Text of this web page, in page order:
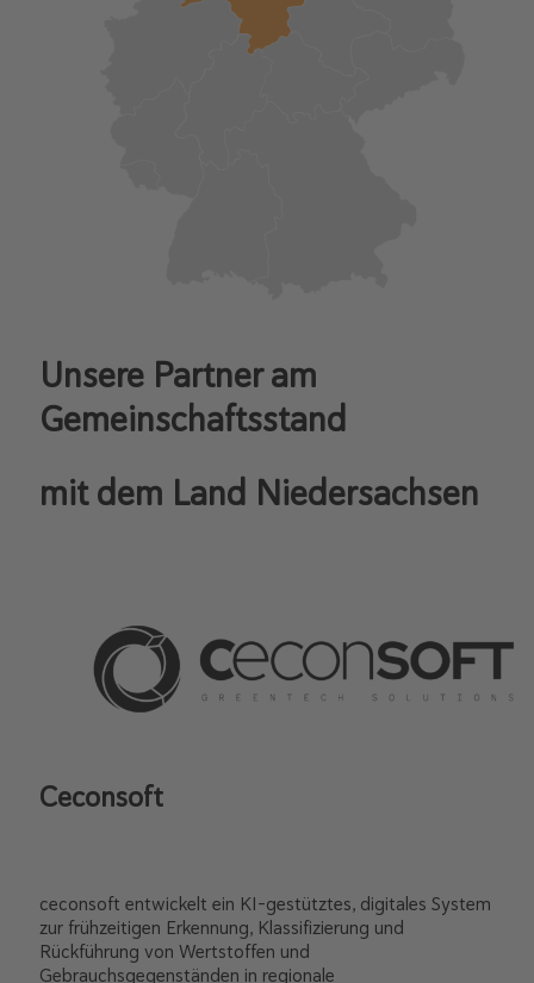
Unsere Partner am
Gemeinschaftsstand
mit dem Land Niedersachsen
Ceconsoft
ceconsoft entwickelt ein KI-gestütztes, digitales System
zur frühzeitigen Erkennung, Klassifizierung und
Rückführung von Wertstoffen und
Gebrauchsgegenständen in regionale